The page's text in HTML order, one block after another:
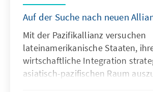
Auf der Suche nach neuen
Mit der Pazifikallianz versuchen
lateinamerikanische Staaten,
wirtschaftliche Integration
asiatisch-pazifischen Raum